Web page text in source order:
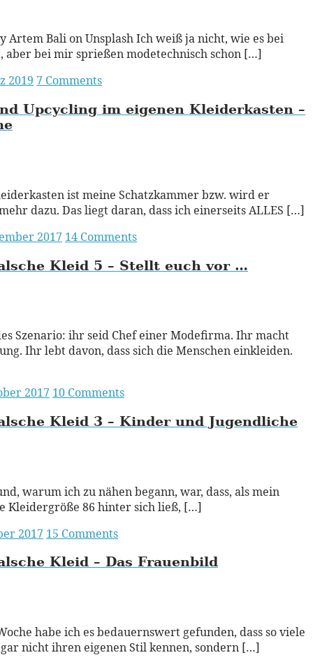
Artem Bali on Unsplash Ich weiß ja nicht, wie es bei
aber bei mir sprießen modetechnisch schon […]
2019 7 Comments
Upcycling im eigenen Kleiderkasten –
ist meine Schatzkammer bzw. wird er
dazu. Das liegt daran, dass ich einerseits ALLES […]
2017 14 Comments
Kleid 5 – Stellt euch vor …
Szenario: ihr seid Chef einer Modefirma. Ihr macht
Ihr lebt davon, dass sich die Menschen einkleiden.
2017 10 Comments
Kleid 3 – Kinder und Jugendliche
warum ich zu nähen begann, war, dass, als mein
Kleidergröße 86 hinter sich ließ, […]
2017 15 Comments
Kleid – Das Frauenbild
habe ich es bedauernswert gefunden, dass so viele
nicht ihren eigenen Stil kennen, sondern […]